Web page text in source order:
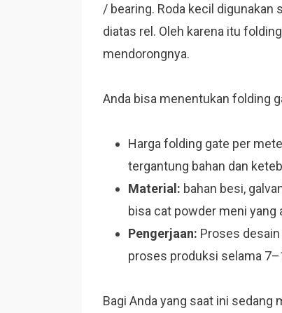
/ bearing. Roda kecil digunakan
diatas rel. Oleh karena itu
mendorongnya.
Anda bisa menentukan folding
Harga folding gate per
tergantung bahan dan
Material: bahan besi,
bisa cat powder meni yang
Pengerjaan: Proses
proses produksi selama
Bagi Anda yang saat ini